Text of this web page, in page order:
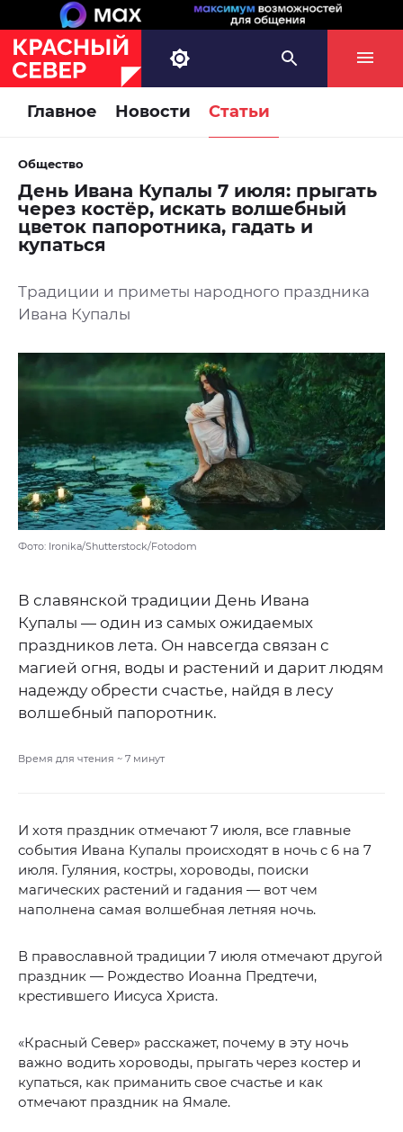
Главное Новости Статьи
Общество
День Ивана Купалы 7 июля: прыгать
через костёр, искать волшебный
цветок папоротника, гадать и
купаться
Традиции и приметы народного праздника
Ивана Купалы
Фото: Ironika/Shutterstock/Fotodom
В славянской традиции День Ивана
Купалы — один из самых ожидаемых
праздников лета. Он навсегда связан с
магией огня, воды и растений и дарит людям
надежду обрести счастье, найдя в лесу
волшебный папоротник.
Время для чтения ~ 7 минут
И хотя праздник отмечают 7 июля, все главные
события Ивана Купалы происходят в ночь с 6 на 7
июля. Гуляния, костры, хороводы, поиски
магических растений и гадания — вот чем
наполнена самая волшебная летняя ночь.
В православной традиции 7 июля отмечают другой
праздник — Рождество Иоанна Предтечи,
крестившего Иисуса Христа.
«Красный Север» расскажет, почему в эту ночь
важно водить хороводы, прыгать через костер и
купаться, как приманить свое счастье и как
отмечают праздник на Ямале.